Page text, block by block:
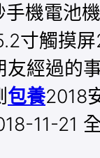
手機電池
寸觸摸
友經過的
包養2018
11-21